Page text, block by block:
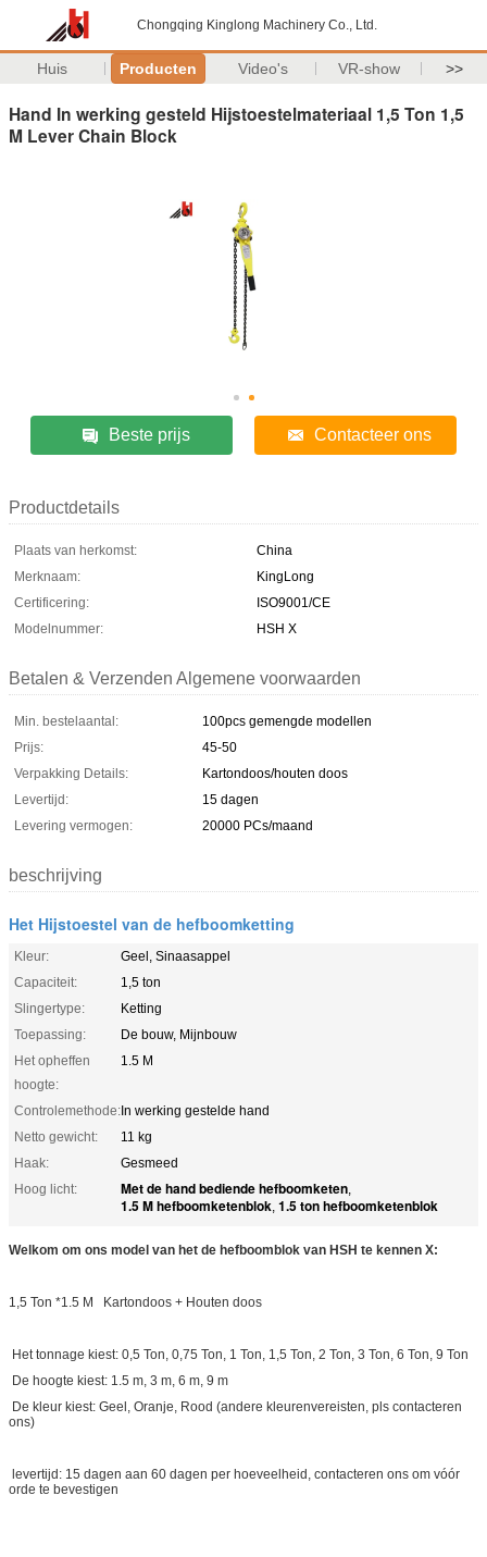
Chongqing Kinglong Machinery Co., Ltd.
Huis Producten Video's VR-show >>
Hand In werking gesteld Hijstoestelmateriaal 1,5 Ton 1,5
M Lever Chain Block
Beste prijs Contacteer ons
Productdetails
Plaats van herkomst:
China
Merknaam:
KingLong
Certificering:
ISO9001/CE
Modelnummer:
HSH X
Betalen & Verzenden Algemene voorwaarden
Min. bestelaantal:
100pcs gemengde modellen
Prijs:
45-50
Verpakking Details:
Kartondoos/houten doos
Levertijd:
15 dagen
Levering vermogen:
20000 PCs/maand
beschrijving
Het Hijstoestel van de hefboomketting
Kleur:
Geel, Sinaasappel
Capaciteit:
1,5 ton
Slingertype:
Ketting
Toepassing:
De bouw, Mijnbouw
Het opheffen
hoogte:
1.5 M
Controlemethode:In werking gestelde hand
Netto gewicht:
11 kg
Haak:
Gesmeed
Hoog licht:
Met de hand bediende hefboomketen,
1.5 M hefboomketenblok, 1.5 ton hefboomketenblok
Welkom om ons model van het de hefboomblok van HSH te kennen X:
1,5 Ton *1.5 M Kartondoos + Houten doos
Het tonnage kiest: 0,5 Ton, 0,75 Ton, 1 Ton, 1,5 Ton, 2 Ton, 3 Ton, 6 Ton, 9 Ton
De hoogte kiest: 1.5 m, 3 m, 6 m, 9 m
De kleur kiest: Geel, Oranje, Rood (andere kleurenvereisten, pls contacteren
ons)
levertijd: 15 dagen aan 60 dagen per hoeveelheid, contacteren ons om vóór
orde te bevestigen